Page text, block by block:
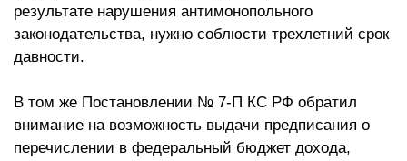
результате нарушения антимонопольного
законодательства, нужно соблюсти трехлетний срок
давности.
В том же Постановлении № 7-П КС РФ обратил
внимание на возможность выдачи предписания о
перечислении в федеральный бюджет дохода,